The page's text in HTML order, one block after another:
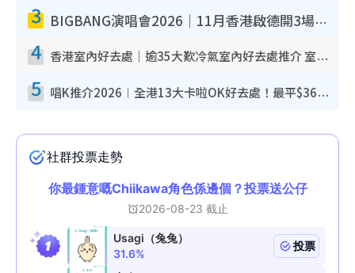
3 BIGBANG演唱會2026｜11月香港啟德開3場！實名制VIP申請、優先購票攻略
4 香港室內好去處｜逾35大歎冷氣室內好去處推介 室內活動免費避雨無懼落雨
5 唱K推介2026︱全港13大卡啦OK好去處！最平$36起 日文K都有！(附地址+收費詳情)